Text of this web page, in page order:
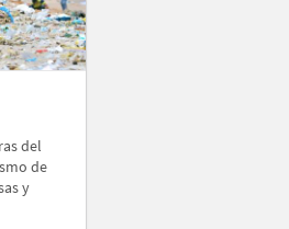
del
de
y